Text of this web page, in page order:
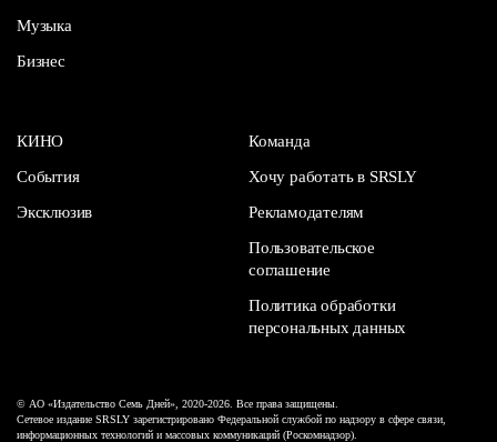
Музыка
Бизнес
КИНО
События
Эксклюзив
Команда
Хочу работать в SRSLY
Рекламодателям
Пользовательское
соглашение
Политика обработки
персональных данных
© АО «Издательство Семь Дней», 2020-2026. Все права защищены.
Сетевое издание SRSLY зарегистрировано Федеральной службой по надзору в сфере связи,
информационных технологий и массовых коммуникаций (Роскомнадзор).